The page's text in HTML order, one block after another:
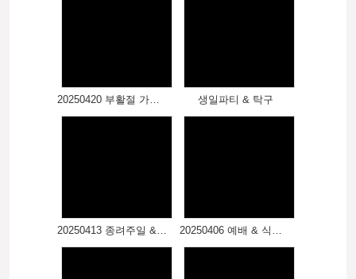
20250420 부활절 가족연합예배 생일파티 & 탁구
20250413 종려주일 & 십자가 만들기 20250406 예배 & 식물심기